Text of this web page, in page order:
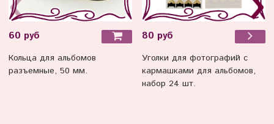
60 руб
Кольца для альбомов
разъемные, 50 мм.
80 руб
Уголки для фотографий с
кармашками для альбомов,
набор 24 шт.